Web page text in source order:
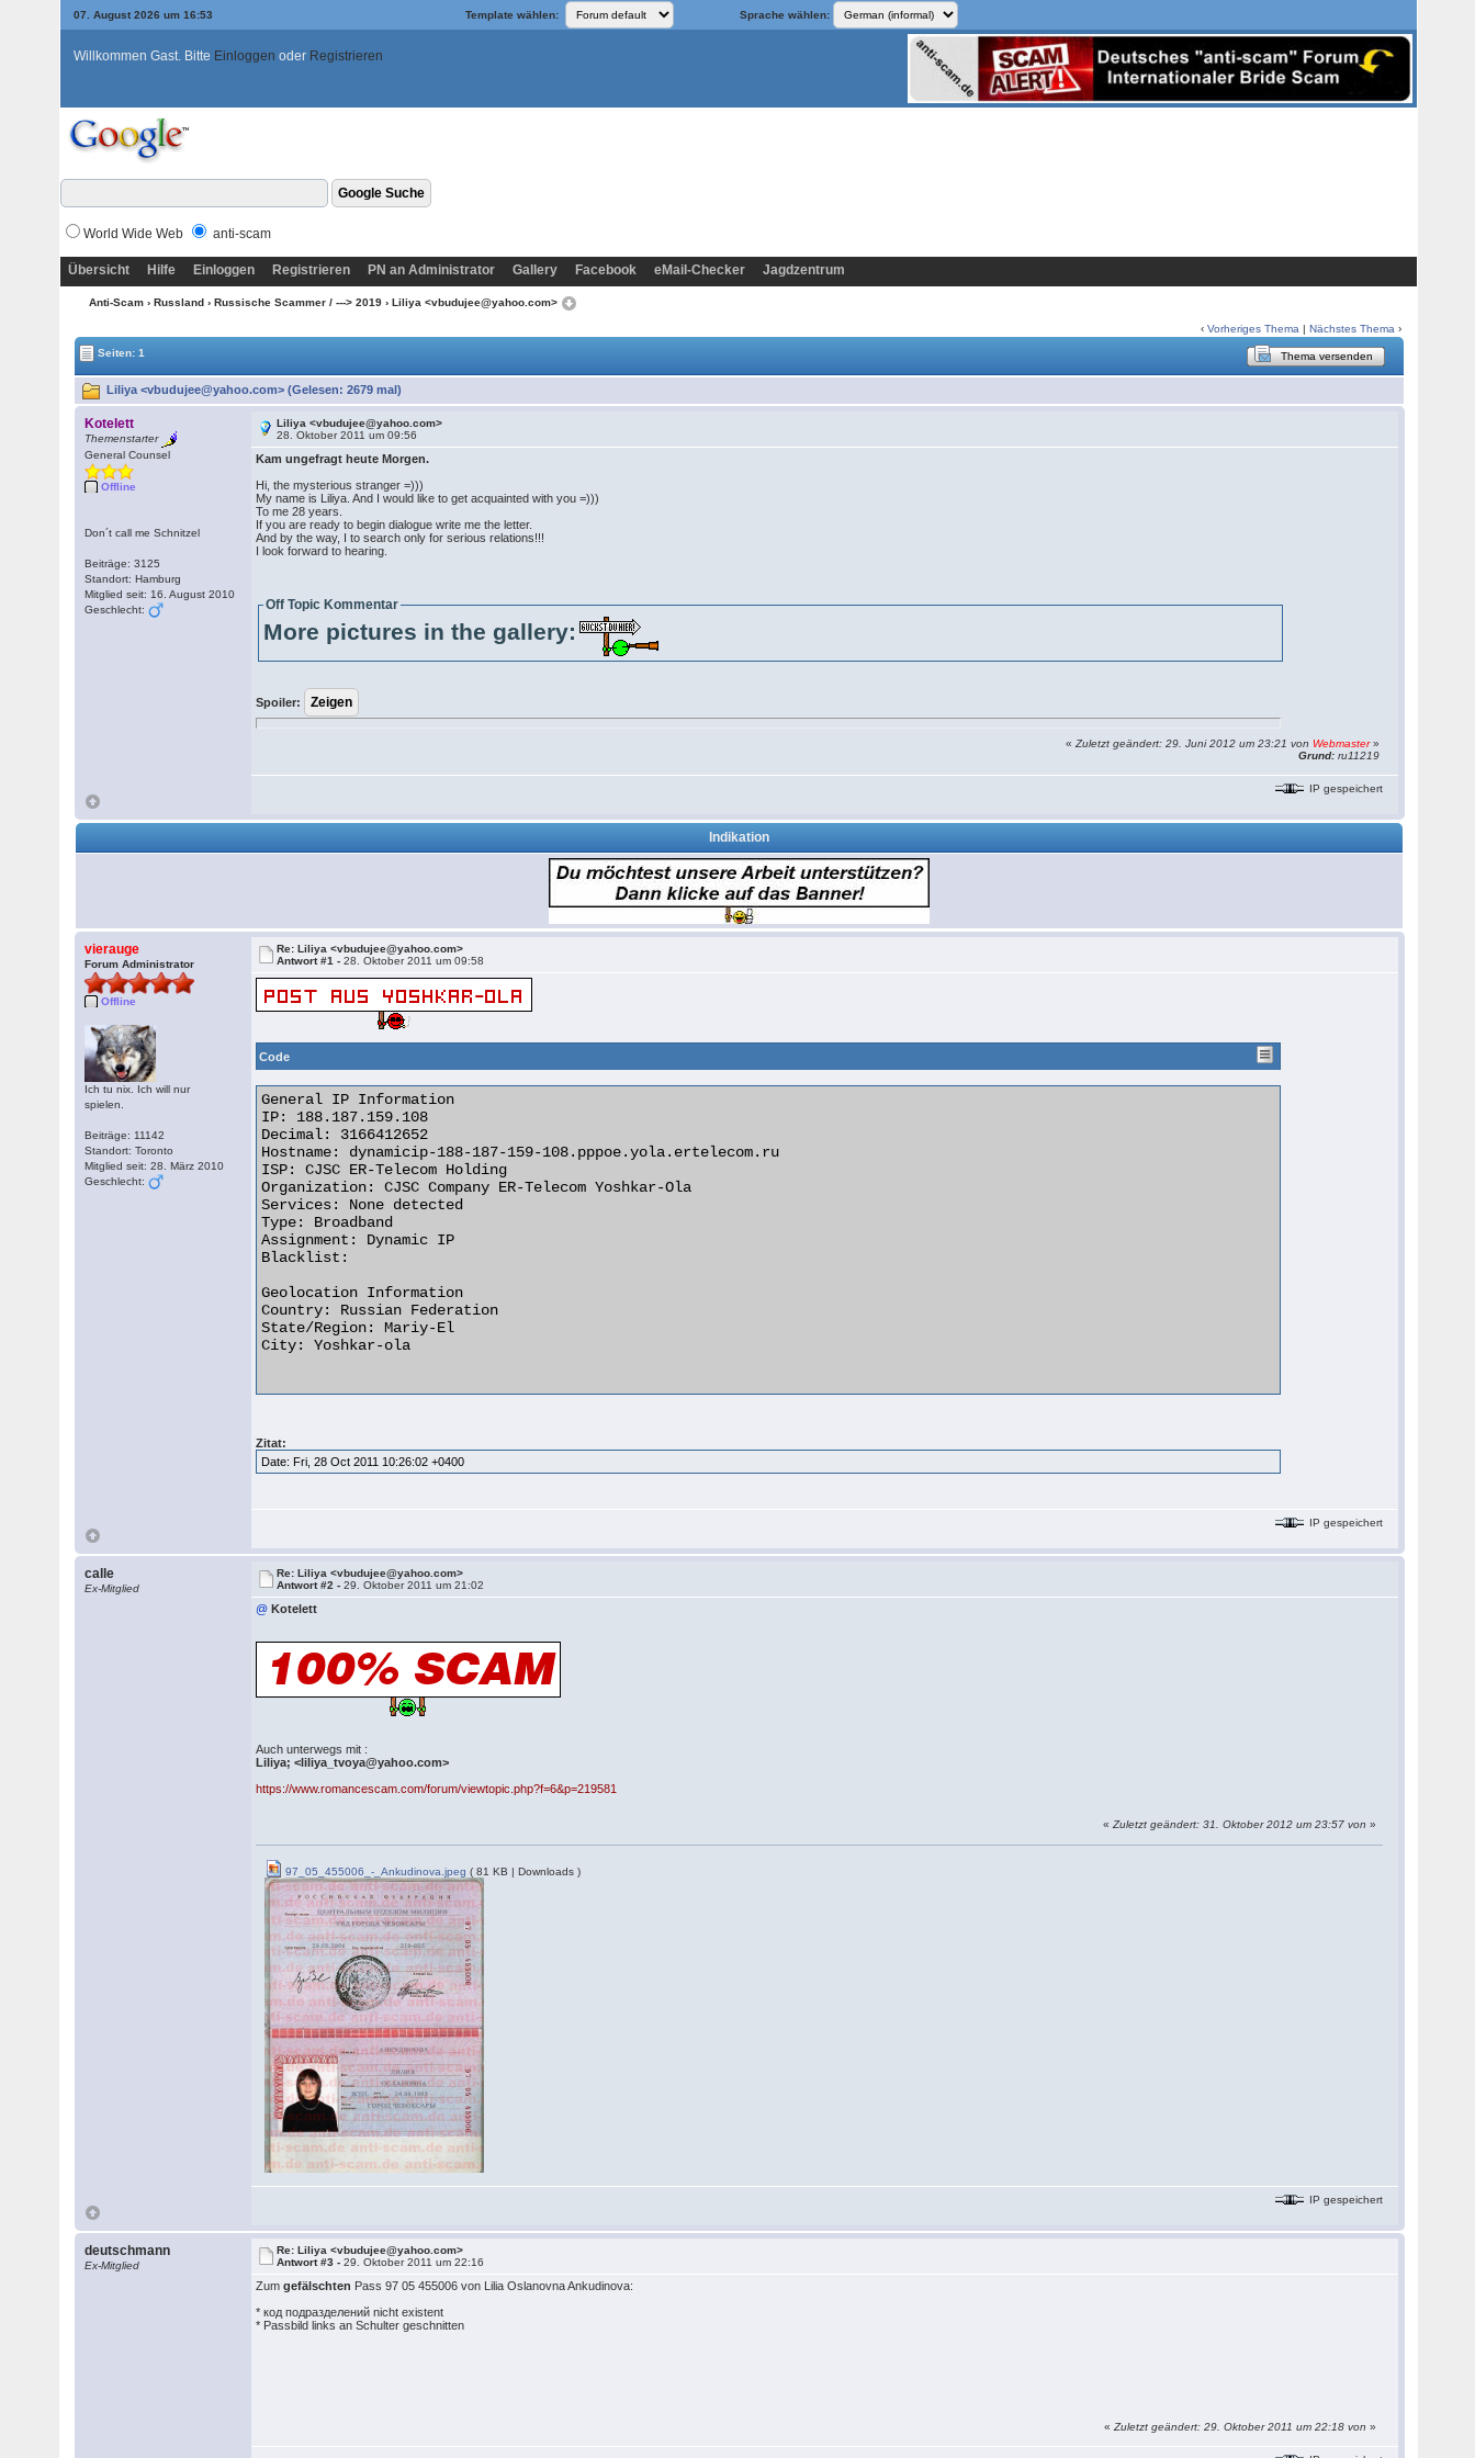
07. August 2026 um 16:53 Template wählen: Sprache wählen:
Willkommen Gast. Bitte Einloggen oder Registrieren
World Wide Web anti-scam
Übersicht Hilfe Einloggen Registrieren PN an Administrator Gallery Facebook eMail-Checker Jagdzentrum
Anti-Scam › Russland › Russische Scammer / ---> 2019 › Liliya <vbudujee@yahoo.com>
‹Vorheriges Thema |Nächstes Thema ›
Seiten: 1
Thema versenden
Liliya <vbudujee@yahoo.com> (Gelesen: 2679 mal)
Kotelett
Themenstarter
General Counsel
Offline
Don´t call me Schnitzel
Beiträge: 3125
Standort: Hamburg
Mitglied seit: 16. August 2010
Geschlecht:
Liliya <vbudujee@yahoo.com>
28. Oktober 2011 um 09:56
Kam ungefragt heute Morgen.
Hi, the mysterious stranger =)))
My name is Liliya. And I would like to get acquainted with you =)))
To me 28 years.
If you are ready to begin dialogue write me the letter.
And by the way, I to search only for serious relations!!!
I look forward to hearing.
Off Topic Kommentar
More pictures in the gallery:
Spoiler:
«Zuletzt geändert: 29. Juni 2012 um 23:21 von Webmaster»
Grund: ru11219
IP gespeichert
Indikation
vierauge
Forum Administrator
Offline
Ich tu nix. Ich will nur
spielen.
Beiträge: 11142
Standort: Toronto
Mitglied seit: 28. März 2010
Geschlecht:
Re: Liliya <vbudujee@yahoo.com>
Antwort #1 -28. Oktober 2011 um 09:58
Code
General IP Information
IP: 188.187.159.108
Decimal: 3166412652
Hostname: dynamicip-188-187-159-108.pppoe.yola.ertelecom.ru
ISP: CJSC ER-Telecom Holding
Organization: CJSC Company ER-Telecom Yoshkar-Ola
Services: None detected
Type: Broadband
Assignment: Dynamic IP
Blacklist:
Geolocation Information
Country: Russian Federation
State/Region: Mariy-El
City: Yoshkar-ola
Zitat:
Date: Fri, 28 Oct 2011 10:26:02 +0400
IP gespeichert
calle
Ex-Mitglied
Re: Liliya <vbudujee@yahoo.com>
Antwort #2 -29. Oktober 2011 um 21:02
@ Kotelett
Auch unterwegs mit :
Liliya; <liliya_tvoya@yahoo.com>
https://www.romancescam.com/forum/viewtopic.php?f=6&p=219581
«Zuletzt geändert: 31. Oktober 2012 um 23:57 von»
97_05_455006_-_Ankudinova.jpeg ( 81 KB | Downloads )
IP gespeichert
deutschmann
Ex-Mitglied
Re: Liliya <vbudujee@yahoo.com>
Antwort #3 -29. Oktober 2011 um 22:16
Zumgefälschten Pass 97 05 455006 von Lilia Oslanovna Ankudinova:
* код подразделений nicht existent
* Passbild links an Schulter geschnitten
«Zuletzt geändert: 29. Oktober 2011 um 22:18 von»